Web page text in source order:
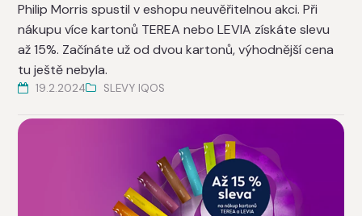
Philip Morris spustil v eshopu neuvěřitelnou akci. Při
nákupu více kartonů TEREA nebo LEVIA získáte slevu
až 15%. Začínáte už od dvou kartonů, výhodnější cena
tu ještě nebyla.
19.2.2024 SLEVY IQOS